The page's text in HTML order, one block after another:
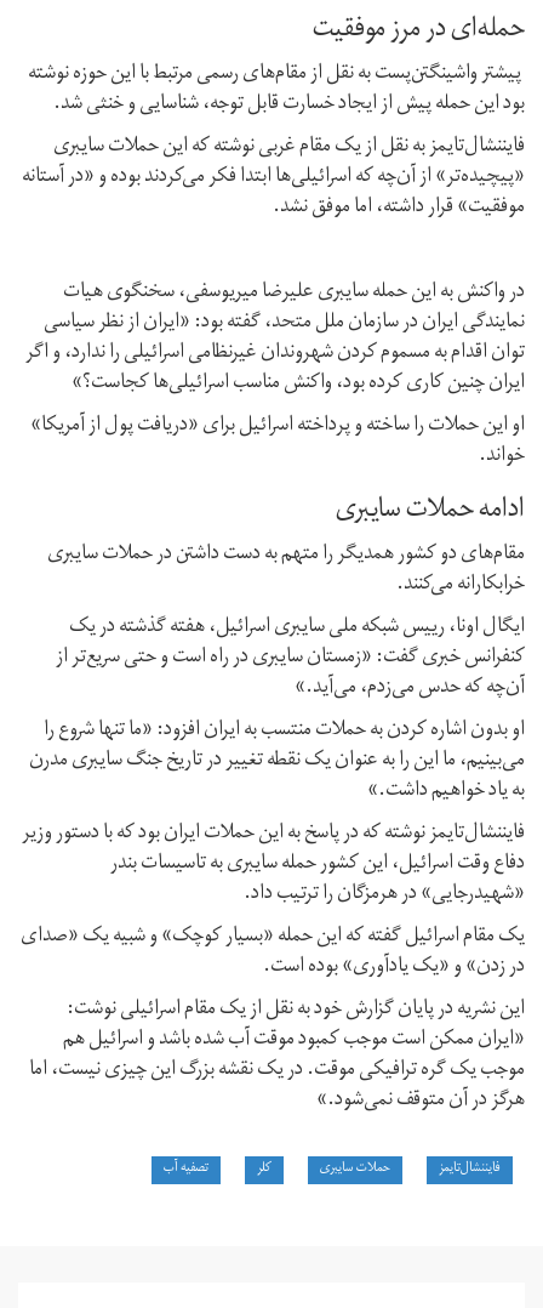
حمله‌ای در مرز موفقیت
پیشتر واشینگتن‌پست به نقل از مقام‌های رسمی مرتبط با این حوزه نوشته
بود این حمله پیش از ایجاد خسارت قابل توجه، شناسایی و خنثی شد.
فایننشال‌تایمز به نقل از یک مقام غربی نوشته که این حملات سایبری
«پیچیده‌تر» از آن‌چه که اسرائیلی‌ها ابتدا فکر می‌کردند بوده و «در آستانه
موفقیت» قرار داشته،‌ اما موفق نشد.
در واکنش به این حمله سایبری علیرضا میریوسفی،‌ سخنگوی هیات
نمایندگی ایران در سازمان ملل متحد،‌ گفته بود: «ایران از نظر سیاسی
توان اقدام به مسموم کردن شهروندان غیرنظامی اسرائیلی‌ را ندارد، و اگر
ایران چنین کاری کرده بود، واکنش مناسب اسرائیلی‌ها کجاست؟»
او این حملات را ساخته و پرداخته اسرائیل برای «دریافت پول از آمریکا»
خواند.
ادامه حملات سایبری
مقام‌های دو کشور همدیگر را متهم به دست‌ داشتن در حملات سایبری
خرابکارانه می‌کنند.
ایگال اونا،‌ رییس شبکه ملی سایبری اسرائیل، هفته گذشته در یک
کنفرانس خبری گفت: «زمستان سایبری در راه است و حتی سریع‌تر از
آن‌چه که حدس می‌زدم، می‌آید.»
او بدون اشاره کردن به حملات منتسب به ایران افزود: «ما تنها شروع را
می‌بینیم،‌ ما این را به عنوان یک نقطه تغییر در تاریخ جنگ سایبری مدرن
به یاد خواهیم داشت.»
فایننشال‌تایمز نوشته که در پاسخ به این حملات ایران بود که با دستور وزیر
دفاع وقت اسرائیل، این کشور حمله سایبری به تاسیسات بندر
«شهیدرجایی» در هرمزگان را ترتیب داد.
یک مقام اسرائیل گفته که این حمله «بسیار کوچک» و شبیه یک «صدای
در زدن» و «یک یادآوری» بوده است.
این نشریه در پایان گزارش خود به نقل از یک مقام اسرائیلی نوشت:
«ایران ممکن است موجب کمبود موقت آب شده باشد و اسرائیل هم
موجب یک گره ترافیکی موقت. در یک نقشه بزرگ این چیزی نیست،‌ اما
هرگز در آن متوقف نمی‌شود.»
فایننشال‌تایمز حملات سایبری کلر تصفیه آب